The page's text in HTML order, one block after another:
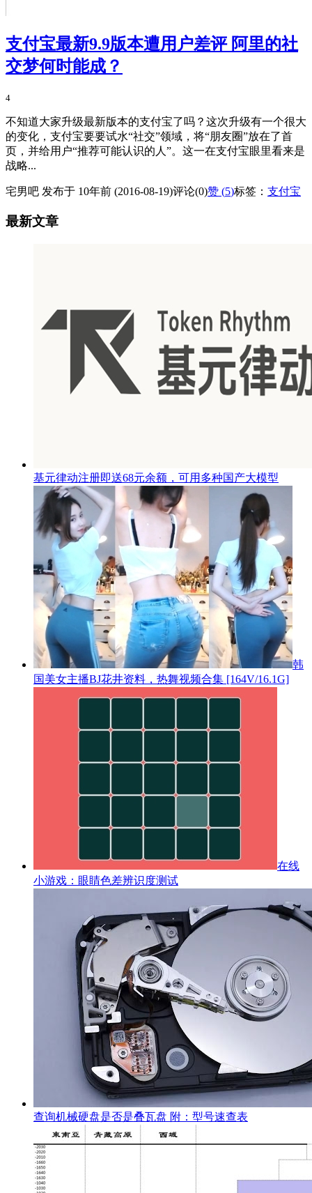
支付宝最新9.9版本遭用户差评 阿里的社
交梦何时能成？
4
不知道大家升级最新版本的支付宝了吗？这次升级有一个很大
的变化，支付宝要要试水“社交”领域，将“朋友圈”放在了首
页，并给用户“推荐可能认识的人”。这一在支付宝眼里看来是
战略...
宅男吧 发布于 10年前 (2016-08-19)评论(0)赞 (5)标签： 支付宝
最新文章
基元律动注册即送68元余额，可用多种国产大模型
韩
国美女主播BJ花井资料，热舞视频合集 [164V/16.1G]
在线
小游戏：眼睛色差辨识度测试
查询机械硬盘是否是叠瓦盘 附：型号速查表